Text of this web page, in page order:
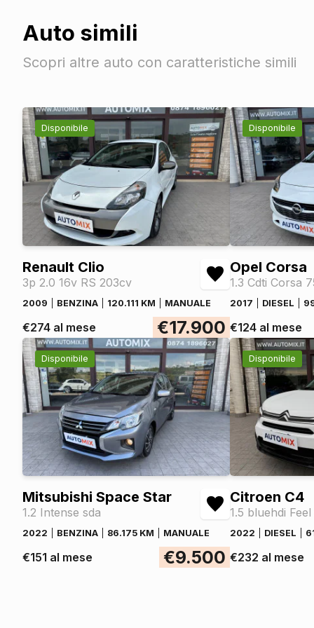
Auto simili
Scopri altre auto con caratteristiche simili
Disponibile
Renault Clio
3p 2.0 16v RS 203cv
2009 BENZINA 120.111 KM MANUALE
€274 al mese €17.900
Disponibile
Opel Corsa
1.3 Cdti Corsa
2017 DIESEL
€124 al mese
Disponibile
Mitsubishi Space Star
1.2 Intense sda
2022 BENZINA 86.175 KM MANUALE
€151 al mese €9.500
Disponibile
Citroen C4
1.5 bluehdi Feel
2022 DIESEL
€232 al mese